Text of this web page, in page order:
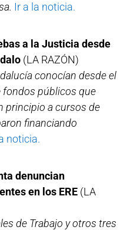
Ir a la noticia.
a la Justicia desde
(LA RAZÓN)
conocían desde el
fondos públicos que
principio a cursos de
financiando
noticia.
denuncian
en los ERE (LA
de Trabajo y otros tres